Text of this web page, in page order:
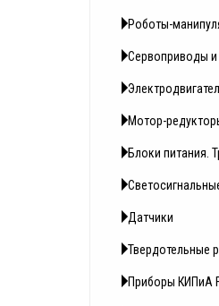
Роботы-
Сервоприводы и
Мотор-
Блоки питания.
Датчики
Твердотельные
Приборы КИПиА